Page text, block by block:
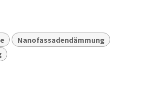
Nanofassadendämmung